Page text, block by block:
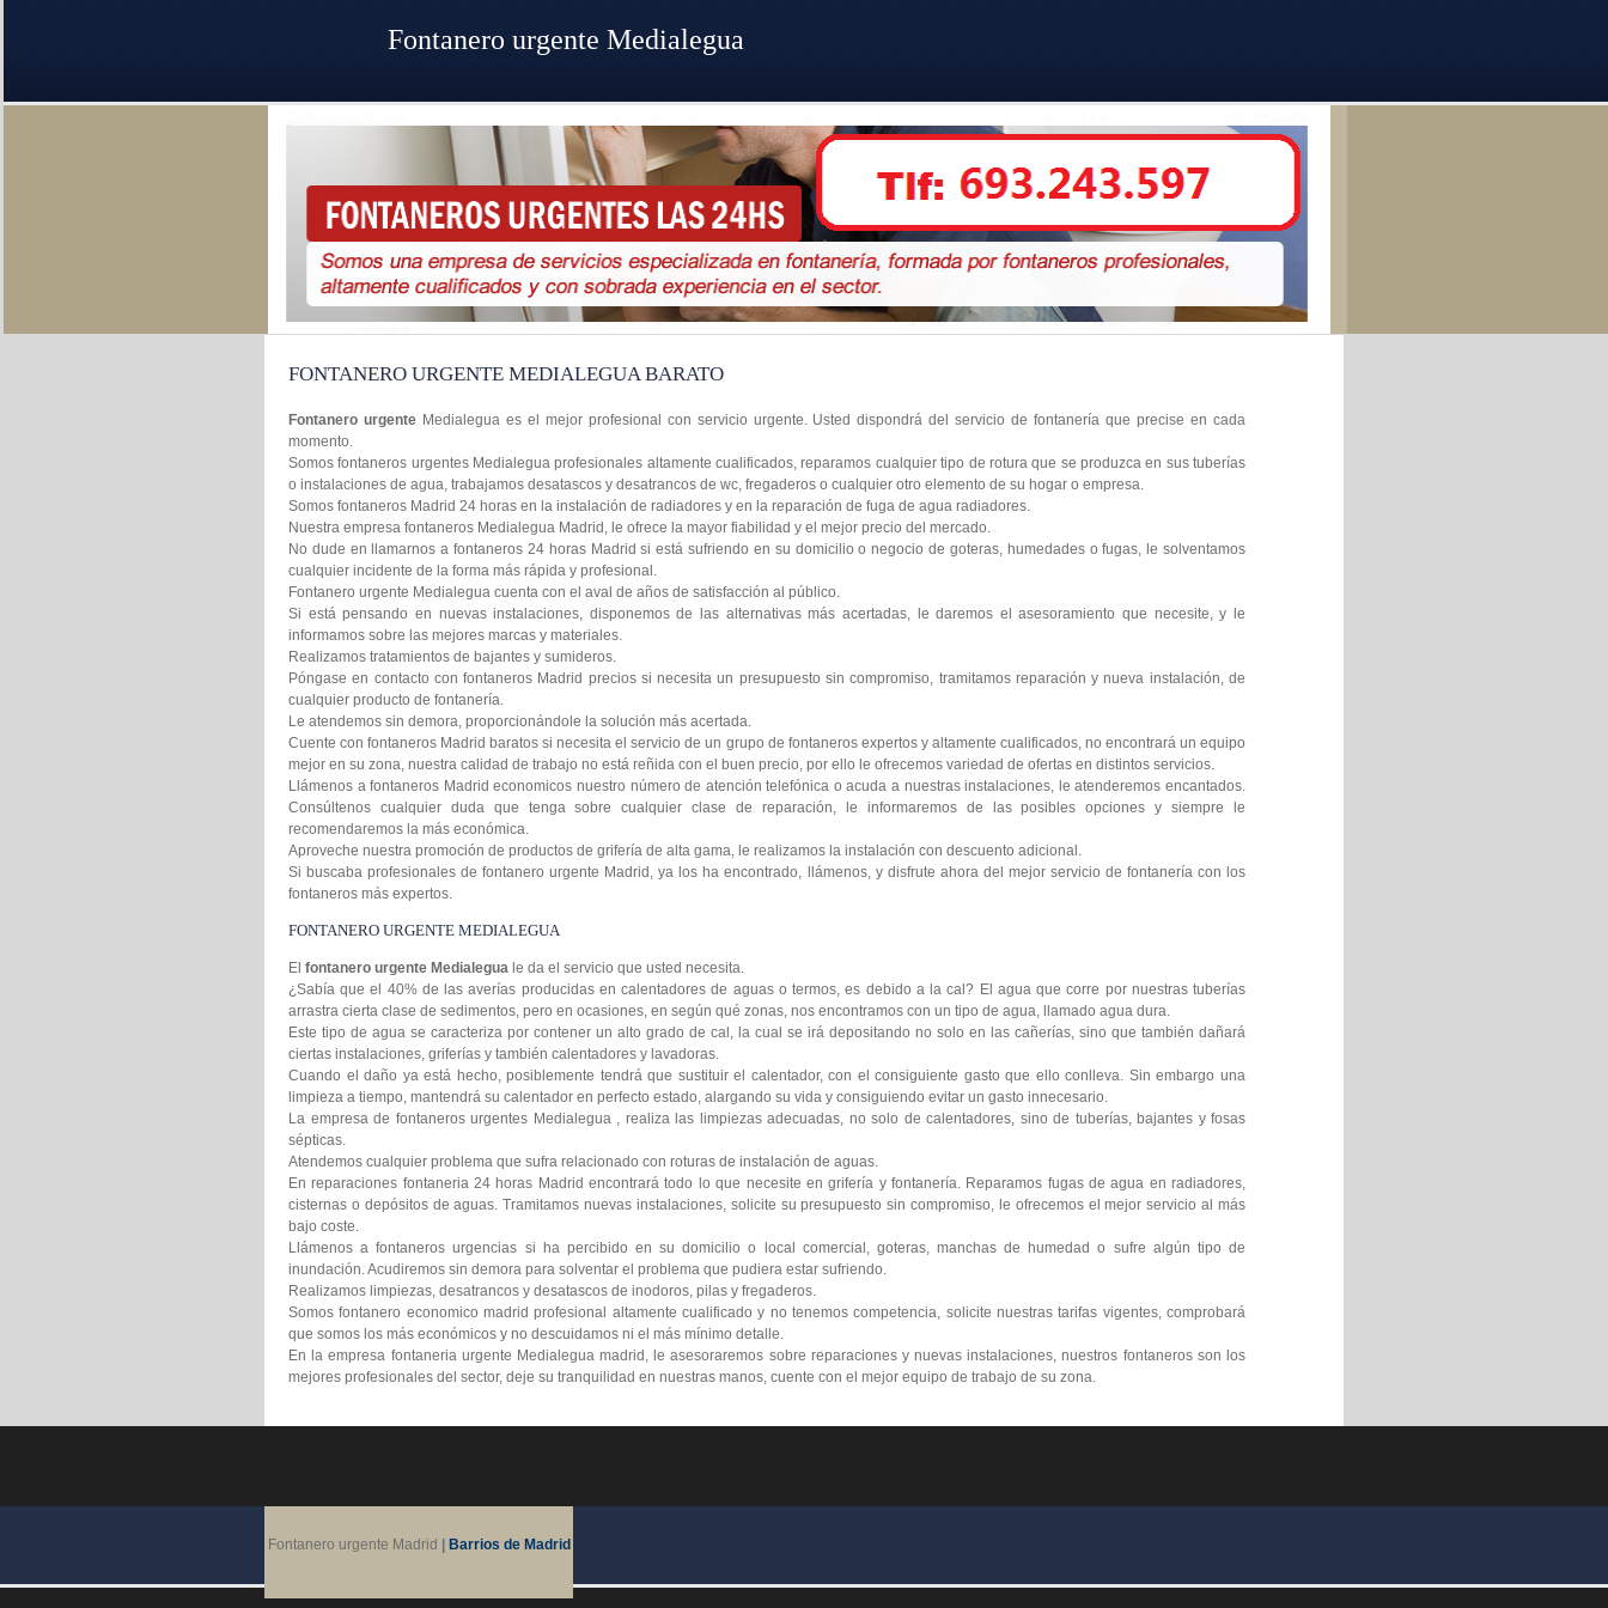
FONTANERO URGENTE MEDIALEGUA BARATO
Fontanero urgente Medialegua es el mejor profesional con servicio urgente. Usted dispondrá del servicio de fontanería que precise en cada
momento.
Somos fontaneros urgentes Medialegua profesionales altamente cualificados, reparamos cualquier tipo de rotura que se produzca en sus tuberías
o instalaciones de agua, trabajamos desatascos y desatrancos de wc, fregaderos o cualquier otro elemento de su hogar o empresa.
Somos fontaneros Madrid 24 horas en la instalación de radiadores y en la reparación de fuga de agua radiadores.
Nuestra empresa fontaneros Medialegua Madrid, le ofrece la mayor fiabilidad y el mejor precio del mercado.
No dude en llamarnos a fontaneros 24 horas Madrid si está sufriendo en su domicilio o negocio de goteras, humedades o fugas, le solventamos
cualquier incidente de la forma más rápida y profesional.
Fontanero urgente Medialegua cuenta con el aval de años de satisfacción al público.
Si está pensando en nuevas instalaciones, disponemos de las alternativas más acertadas, le daremos el asesoramiento que necesite, y le
informamos sobre las mejores marcas y materiales.
Realizamos tratamientos de bajantes y sumideros.
Póngase en contacto con fontaneros Madrid precios si necesita un presupuesto sin compromiso, tramitamos reparación y nueva instalación, de
cualquier producto de fontanería.
Le atendemos sin demora, proporcionándole la solución más acertada.
Cuente con fontaneros Madrid baratos si necesita el servicio de un grupo de fontaneros expertos y altamente cualificados, no encontrará un equipo
mejor en su zona, nuestra calidad de trabajo no está reñida con el buen precio, por ello le ofrecemos variedad de ofertas en distintos servicios.
Llámenos a fontaneros Madrid economicos nuestro número de atención telefónica o acuda a nuestras instalaciones, le atenderemos encantados.
Consúltenos cualquier duda que tenga sobre cualquier clase de reparación, le informaremos de las posibles opciones y siempre le
recomendaremos la más económica.
Aproveche nuestra promoción de productos de grifería de alta gama, le realizamos la instalación con descuento adicional.
Si buscaba profesionales de fontanero urgente Madrid, ya los ha encontrado, llámenos, y disfrute ahora del mejor servicio de fontanería con los
fontaneros más expertos.
FONTANERO URGENTE MEDIALEGUA
El fontanero urgente Medialegua le da el servicio que usted necesita.
¿Sabía que el 40% de las averías producidas en calentadores de aguas o termos, es debido a la cal? El agua que corre por nuestras tuberías
arrastra cierta clase de sedimentos, pero en ocasiones, en según qué zonas, nos encontramos con un tipo de agua, llamado agua dura.
Este tipo de agua se caracteriza por contener un alto grado de cal, la cual se irá depositando no solo en las cañerías, sino que también dañará
ciertas instalaciones, griferías y también calentadores y lavadoras.
Cuando el daño ya está hecho, posiblemente tendrá que sustituir el calentador, con el consiguiente gasto que ello conlleva. Sin embargo una
limpieza a tiempo, mantendrá su calentador en perfecto estado, alargando su vida y consiguiendo evitar un gasto innecesario.
La empresa de fontaneros urgentes Medialegua , realiza las limpiezas adecuadas, no solo de calentadores, sino de tuberías, bajantes y fosas
sépticas.
Atendemos cualquier problema que sufra relacionado con roturas de instalación de aguas.
En reparaciones fontaneria 24 horas Madrid encontrará todo lo que necesite en grifería y fontanería. Reparamos fugas de agua en radiadores,
cisternas o depósitos de aguas. Tramitamos nuevas instalaciones, solicite su presupuesto sin compromiso, le ofrecemos el mejor servicio al más
bajo coste.
Llámenos a fontaneros urgencias si ha percibido en su domicilio o local comercial, goteras, manchas de humedad o sufre algún tipo de
inundación. Acudiremos sin demora para solventar el problema que pudiera estar sufriendo.
Realizamos limpiezas, desatrancos y desatascos de inodoros, pilas y fregaderos.
Somos fontanero economico madrid profesional altamente cualificado y no tenemos competencia, solicite nuestras tarifas vigentes, comprobará
que somos los más económicos y no descuidamos ni el más mínimo detalle.
En la empresa fontaneria urgente Medialegua madrid, le asesoraremos sobre reparaciones y nuevas instalaciones, nuestros fontaneros son los
mejores profesionales del sector, deje su tranquilidad en nuestras manos, cuente con el mejor equipo de trabajo de su zona.
Fontanero urgente Madrid Barrios de Madrid
Fontanero urgente Medialegua